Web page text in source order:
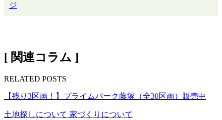
ジ
[ 関連コラム ]
RELATED POSTS
【残り3区画！】プライムパーク藤塚（全30区画）販売中
土地探しについて 家づくりについて